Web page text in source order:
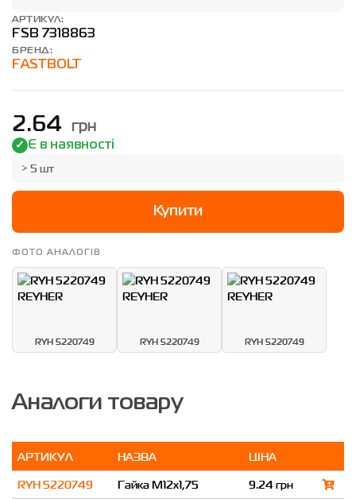
АРТИКУЛ:
FSB 7318863
БРЕНД:
FASTBOLT
2.64 грн
Є в наявності
> 5 шт
Купити
ФОТО АНАЛОГІВ
RYH 5220749 RYH 5220749 RYH 5220749
Аналоги товару
АРТИКУЛ НАЗВА
ЦІНА
RYH 5220749
Гайка M12x1,75
9.24 грн